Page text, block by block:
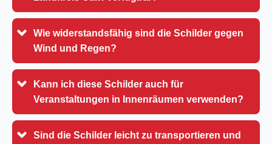
Wie widerstandsfähig sind die Schilder gegen
Wind und Regen?
Kann ich diese Schilder auch für
Veranstaltungen in Innenräumen verwenden?
Sind die Schilder leicht zu transportieren und